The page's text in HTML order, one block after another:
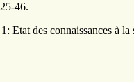
46.
Etat des connaissances à